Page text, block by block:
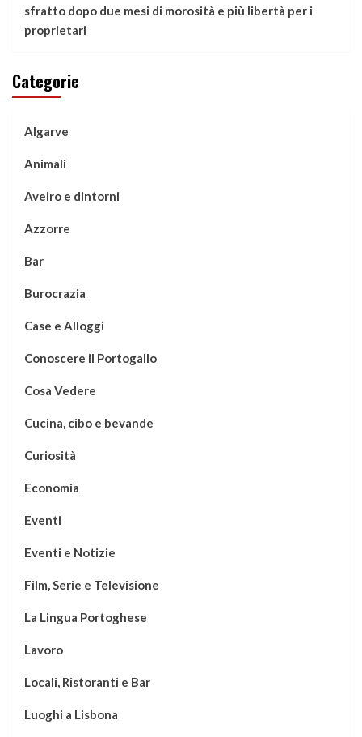
sfratto dopo due mesi di morosità e più libertà per i
proprietari
Categorie
Algarve
Animali
Aveiro e dintorni
Azzorre
Bar
Burocrazia
Case e Alloggi
Conoscere il Portogallo
Cosa Vedere
Cucina, cibo e bevande
Curiosità
Economia
Eventi
Eventi e Notizie
Film, Serie e Televisione
La Lingua Portoghese
Lavoro
Locali, Ristoranti e Bar
Luoghi a Lisbona